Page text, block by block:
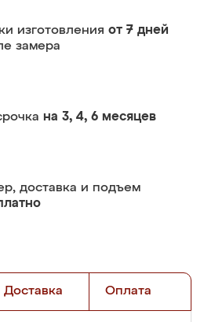
изготовления от 7 дней
замера
на 3, 4, 6 месяцев
доставка и подъем
Доставка Оплата